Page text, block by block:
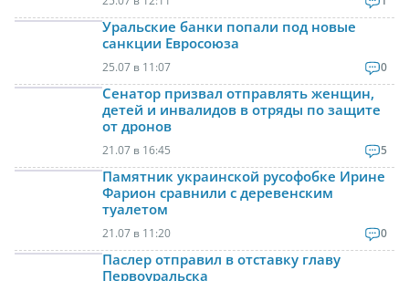
Уральские банки попали под новые
санкции Евросоюза
25.07 в 11:07 0
Сенатор призвал отправлять женщин,
детей и инвалидов в отряды по защите
от дронов
21.07 в 16:45 5
Памятник украинской русофобке Ирине
Фарион сравнили с деревенским
туалетом
21.07 в 11:20 0
Паслер отправил в отставку главу
Первоуральска